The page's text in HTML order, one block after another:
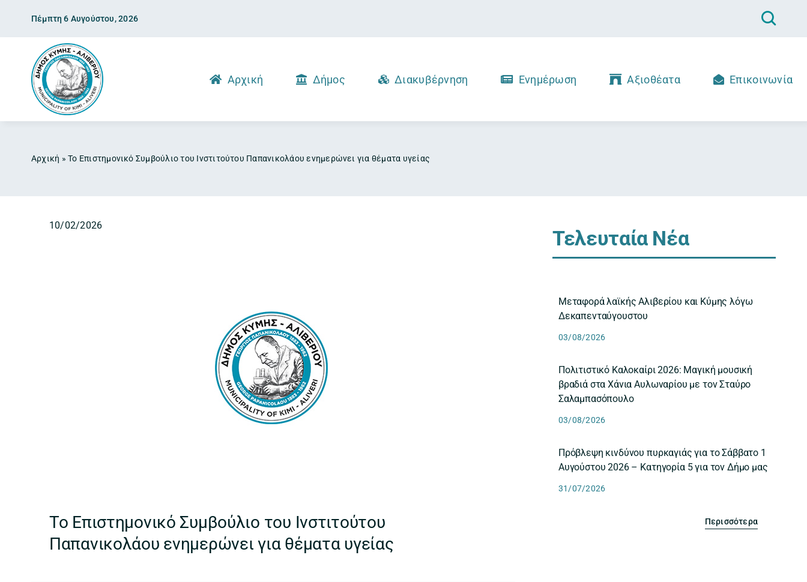
content
Πέμπτη 6 Αυγούστου, 2026
Αρχική Δήμος Διακυβέρνηση Ενημέρωση Αξιοθέατα Επικοινωνία
Αρχική »Το Επιστημονικό Συμβούλιο του Ινστιτούτου Παπανικολάου ενημερώνει για θέματα υγείας
10/02/2026
Το Επιστημονικό Συμβούλιο του Ινστιτούτου
Παπανικολάου ενημερώνει για θέματα υγείας
Τελευταία Νέα
Μεταφορά λαϊκής Αλιβερίου και Κύμης λόγω
Δεκαπενταύγουστου
03/08/2026
Πολιτιστικό Καλοκαίρι 2026: Μαγική μουσική
βραδιά στα Χάνια Αυλωναρίου με τον Σταύρο
Σαλαμπασόπουλο
03/08/2026
Πρόβλεψη κινδύνου πυρκαγιάς για το Σάββατο 1
Αυγούστου 2026 – Κατηγορία 5 για τον Δήμο μας
31/07/2026
Περισσότερα